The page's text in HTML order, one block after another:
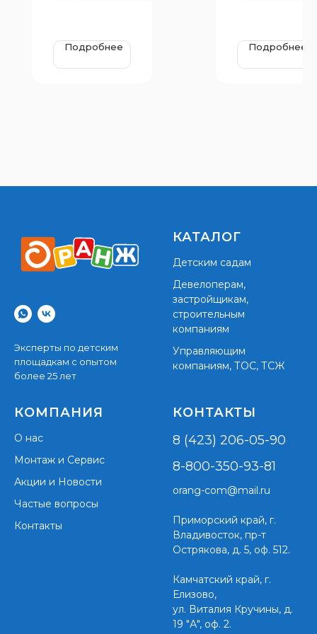
Подробнее Подробнее
Эксперты по детским
площадкам с опытом
более 25 лет
КАТАЛОГ
Детским садам
Девелоперам,
застройщикам,
строительным
компаниям
Управляющим
компаниям, ТОС, ТСЖ
КОМПАНИЯ
О нас
Монтаж и Сервис
Акции и Новости
Частые вопросы
Контакты
КОНТАКТЫ
8 (423) 206-05-90
8-800-350-93-81
orang-com@mail.ru
Приморский край, г.
Владивосток, пр-т
Острякова, д. 5, оф. 512.
Камчатский край, г.
Елизово,
ул. Виталия Кручины, д.
19 "А", оф. 2.